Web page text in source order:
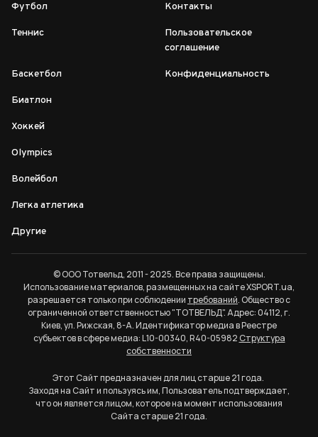
Футбол
Теннис
Баскетбол
Биатлон
Хоккей
Olympics
Волейбол
Легка атлетика
Другие
Контакты
Пользовательское
соглашение
Конфиденциальность
© ООО Тотвельд, 2011 - 2025. Все права защищены.
Использование материалов, размещенных на сайте XSPORT.ua,
разрешается только при соблюдении требований. Общество с
ограниченной ответственностью "ТОТВЕЛЬД". Адрес: 04112, г.
Киев, ул. Рижская, 8-А. Идентификатор медиа в Реестре
субъектов в сфере медиа: L10-00340, R40-05982Структура
собственности
Этот Сайт предназначен для лиц старше 21 года.
Заходя на Сайт и пользуясь им, Пользователь подтверждает,
что он является лицом, которое на момент использования
Сайта старше 21 года.